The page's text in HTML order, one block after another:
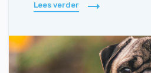
Lees verder